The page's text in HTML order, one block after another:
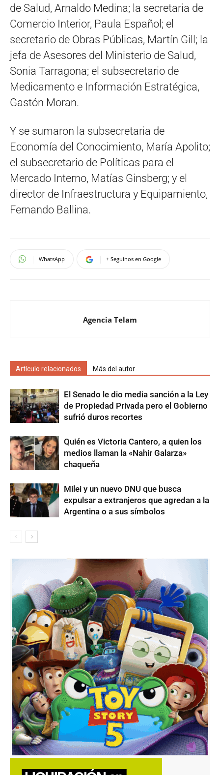
de Salud, Arnaldo Medina; la secretaria de
Comercio Interior, Paula Español; el
secretario de Obras Públicas, Martín Gill; la
jefa de Asesores del Ministerio de Salud,
Sonia Tarragona; el subsecretario de
Medicamento e Información Estratégica,
Gastón Moran.
Y se sumaron la subsecretaria de
Economía del Conocimiento, María Apolito;
el subsecretario de Políticas para el
Mercado Interno, Matías Ginsberg; y el
director de Infraestructura y Equipamiento,
Fernando Ballina.
WhatsApp + Seguinos en Google
Agencia Telam
Artículo relacionados Más del autor
El Senado le dio media sanción a la Ley
de Propiedad Privada pero el Gobierno
sufrió duros recortes
Quién es Victoria Cantero, a quien los
medios llaman la «Nahir Galarza»
chaqueña
Milei y un nuevo DNU que busca
expulsar a extranjeros que agredan a la
Argentina o a sus símbolos